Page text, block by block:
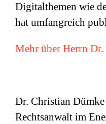
Digitalthemen wie
hat umfangreich
Mehr über Herrn
Dr. Christian
Rechtsanwalt im